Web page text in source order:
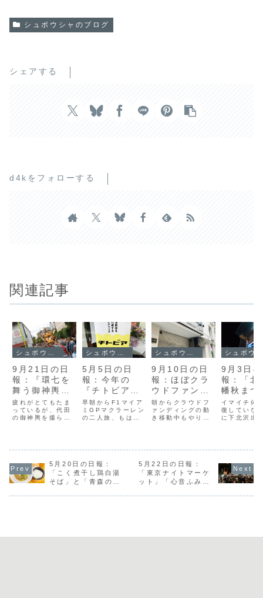
シュボウシャのブログ
シェアする
d4kをフォローする
関連記事
9月21日の日
報：『環七を
舞う御神輿』
と『青い猫に
見守られ渡御
する御神輿』
疲れがとてもたま
っているが、代田
の御神輿を撮らね
チャガッツリなご
メラを担いで代田
の住宅街へ環七か
らまず向かうのは
シモキタカレッジ
数年前には存在し
5月5日の日
報：今年の
『チトビア』
は5月17・18
日開催
早朝からF1マイア
ミGPマクラーレン
の二人旅、もはや
たけど、チームの
うパターンは珍し
い、楽しいそして
終盤角田の1ポイ
ントを争う、
1000分の1秒の戦
9月10日の日
報：ほぼクラ
ウドファンデ
ィングに費や
した一日
朝からクラウドフ
ァンディングの動
き移動中もやりと
ディングして進め
きゃいけないタス
クだけ片付ける外
出してるときに限
ってゲリラ豪雨秋
の長雨的な時期で
9月3日
報：「北
幡秋まつ
と「メン
ズ草創期
バー30
イマイチ体
復していな
に下北沢出
をおさえる
が進む『北
神社』今年
に混みそう
のでテンシ
5月20日の日報：
「こく煮干し鶏白湯
そば」と「青森の産
5月22日の日報：
「東京ナイトマーケ
ット」「心音ふみな